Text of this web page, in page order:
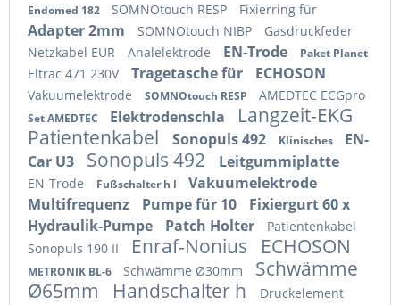
Endomed 182 SOMNOtouch RESP Fixierring für
Adapter 2mm SOMNOtouch NIBP
Gasdruckfeder
Netzkabel EUR
Analelektrode EN-Trode Paket Planet
Eltrac 471 230V Tragetasche für ECHOSON
Vakuumelektrode SOMNOtouch RESP AMEDTEC ECGpro
Set AMEDTEC Elektrodenschla
Langzeit-EKG
Patientenkabel
Sonopuls 492 Klinisches
EN-
Car U3
Sonopuls 492 Leitgummiplatte
EN-Trode Fußschalter h l
Vakuumelektrode
Multifrequenz
Pumpe für 10
Fixiergurt 60 x
Hydraulik-Pumpe
Patch Holter
Patientenkabel
Sonopuls 190 II
Enraf-Nonius ECHOSON
METRONIK BL-6 Schwämme Ø30mm
Schwämme
Ø65mm
Handschalter h Druckelement